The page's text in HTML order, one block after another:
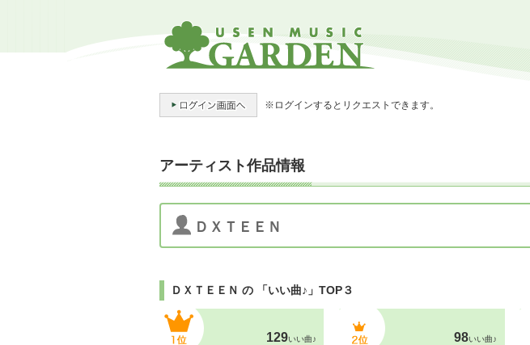
※ログインするとリクエストできます。
アーティスト作品情報
ＤＸＴＥＥＮ
ＤＸＴＥＥＮ の 「いい曲♪」TOP３
129いい曲♪ 98いい曲♪